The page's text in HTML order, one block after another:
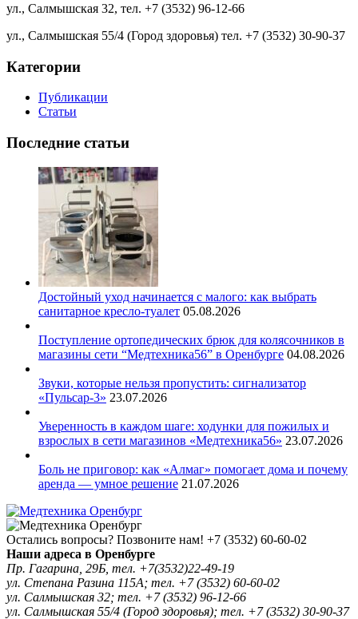
ул., Салмышская 32, тел. +7 (3532) 96-12-66
ул., Салмышская 55/4 (Город здоровья) тел. +7 (3532) 30-90-37
Категории
Публикации
Статьи
Последние статьи
Достойный уход начинается с малого: как выбрать
санитарное кресло-туалет 05.08.2026
Поступление ортопедических брюк для колясочников в
магазины сети “Медтехника56” в Оренбурге 04.08.2026
Звуки, которые нельзя пропустить: сигнализатор
«Пульсар-3» 23.07.2026
Уверенность в каждом шаге: ходунки для пожилых и
взрослых в сети магазинов «Медтехника56» 23.07.2026
Боль не приговор: как «Алмаг» помогает дома и почему
аренда — умное решение 21.07.2026
Остались вопросы? Позвоните нам! +7 (3532) 60-60-02
Наши адреса в Оренбурге
Пр. Гагарина, 29Б, тел. +7(3532)22-49-19
ул. Степана Разина 115А; тел. +7 (3532) 60-60-02
ул. Салмышская 32; тел. +7 (3532) 96-12-66
ул. Салмышская 55/4 (Город здоровья); тел. +7 (3532) 30-90-37